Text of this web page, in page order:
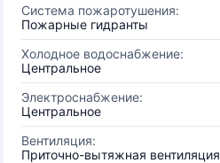
Система пожаротушения:
Пожарные гидранты
Холодное водоснабжение:
Центральное
Электроснабжение:
Центральное
Вентиляция:
Приточно-вытяжная вентиляция